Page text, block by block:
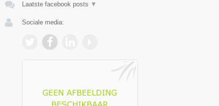
Laatste facebook posts ▼
Sociale media: